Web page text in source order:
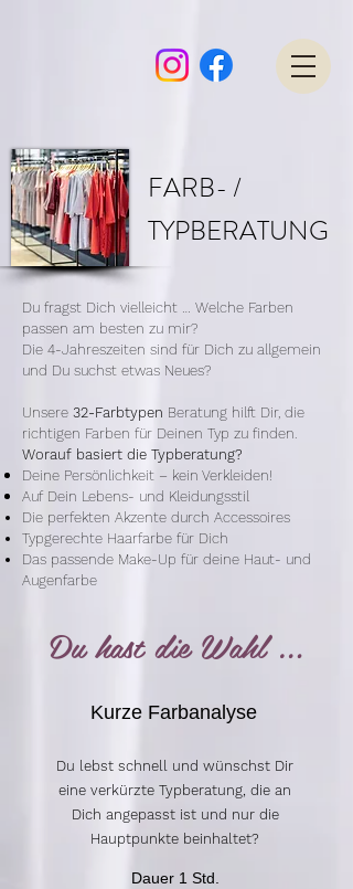
FARB- /
TYPBERATUNG
Du fragst Dich vielleicht … Welche Farben
passen am besten zu mir?
Die 4-Jahreszeiten sind für Dich zu allgemein
und Du suchst etwas Neues?
Unsere 32-Farbtypen Beratung hilft Dir, die
richtigen Farben für Deinen Typ zu finden.
Worauf basiert die Typberatung?
Deine Persönlichkeit – kein Verkleiden!
Auf Dein Lebens- und Kleidungsstil
Die perfekten Akzente durch Accessoires
Typgerechte Haarfarbe für Dich
Das passende Make-Up für deine Haut- und
Augenfarbe
Du hast die Wahl …
Kurze Farbanalyse
Du lebst schnell und wünschst Dir
eine verkürzte Typberatung, die an
Dich angepasst ist und nur die
Hauptpunkte beinhaltet?
Dauer 1 Std.